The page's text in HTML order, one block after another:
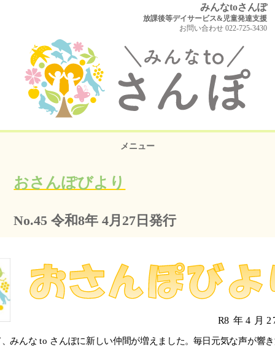
みんなtoさんぽ
放課後等デイサービス&児童発達支援
お問い合わせ 022-725-3430
メニュー
おさんぽびより
No.45 令和8年 4月27日発行